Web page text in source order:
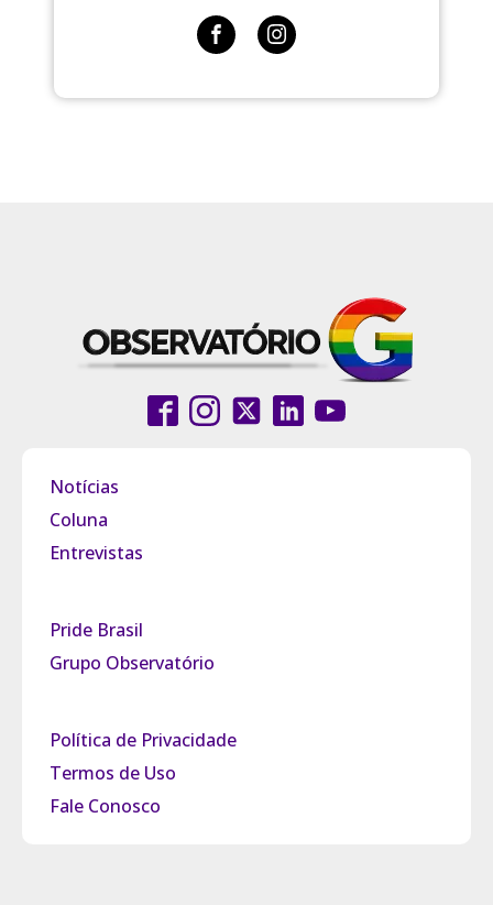
Notícias
Coluna
Entrevistas
Pride Brasil
Grupo Observatório
Política de Privacidade
Termos de Uso
Fale Conosco